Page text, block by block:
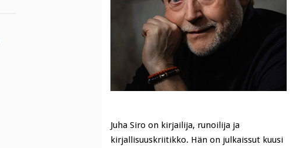
Juha Siro on kirjailija, runoilija ja
kirjallisuuskriitikko. Hän on julkaissut kuusi